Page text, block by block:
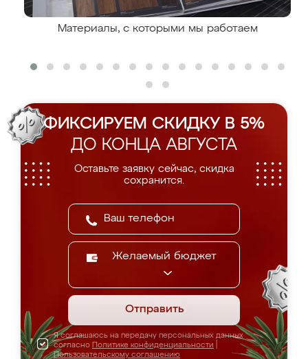
Материалы, с которыми мы работаем
ФИКСИРУЕМ СКИДКУ В 5%
ДО КОНЦА АВГУСТА
Оставьте заявку сейчас, скидка
сохранится.
Желаемый бюджет
Отправить
Я соглашаюсь на передачу персональных данных
согласно Политике конфиденциальности
Пользовательскому соглашению